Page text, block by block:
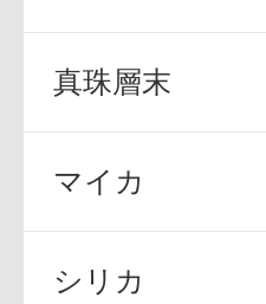
真珠層末
マイカ
シリカ